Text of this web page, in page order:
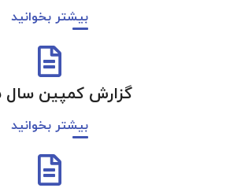
بیشتر بخوانید
گزارش کمپین سال 1395
بیشتر بخوانید